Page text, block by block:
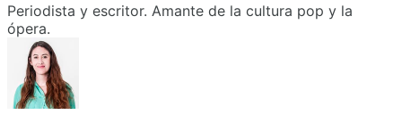
Periodista y escritor. Amante de la cultura pop y la
ópera.